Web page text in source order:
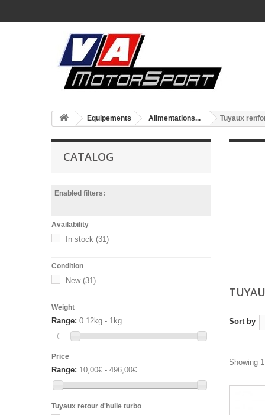
Equipements Alimentations... Tuyaux
CATALOG
Enabled filters:
Availability
In stock (31)
Condition
New(31)
Weight
Range: 0.12kg - 1kg
Price
Range: 10,00€ - 496,00€
Tuyaux retour d'huile turbo
Sort by
Showing